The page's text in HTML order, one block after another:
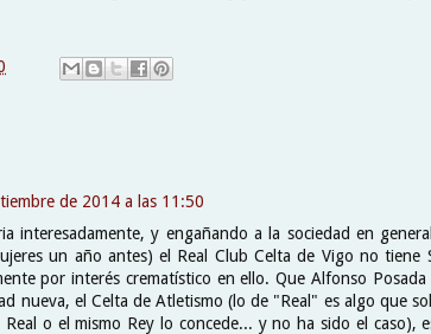
de 2014 a las 11:50
interesadamente, y engañando a la sociedad en
un año antes) el Real Club Celta de Vigo no tiene
por interés crematístico en ello. Que Alfonso Posada
nueva, el Celta de Atletismo (lo de "Real" es algo que
o el mismo Rey lo concede... y no ha sido el caso),